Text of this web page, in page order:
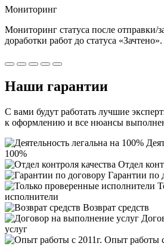
Мониторинг
Мониторинг статуса после отправки/
доработки работ до статуса «Зачтено».
Наши гарантии
С вами будут работать лучшие
к оформлению и все нюансы
100%
Отдел
Гарантии по
исполнители
Возврат средств
услуг
Опыт работы